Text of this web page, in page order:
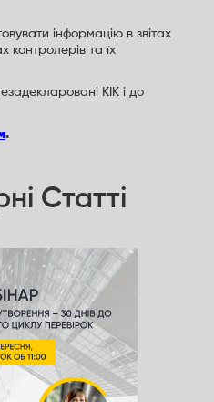
інформацію в звітах
контролерів та їх
КІК і до
.
Статті